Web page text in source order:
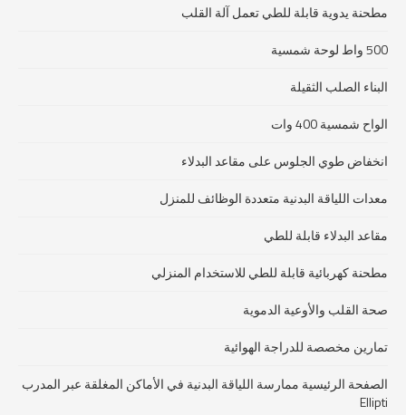
مطحنة يدوية قابلة للطي تعمل آلة القلب
500 واط لوحة شمسية
البناء الصلب الثقيلة
الواح شمسية 400 وات
انخفاض طوي الجلوس على مقاعد البدلاء
معدات اللياقة البدنية متعددة الوظائف للمنزل
مقاعد البدلاء قابلة للطي
مطحنة كهربائية قابلة للطي للاستخدام المنزلي
صحة القلب والأوعية الدموية
تمارين مخصصة للدراجة الهوائية
الصفحة الرئيسية ممارسة اللياقة البدنية في الأماكن المغلقة عبر المدرب
Ellipti